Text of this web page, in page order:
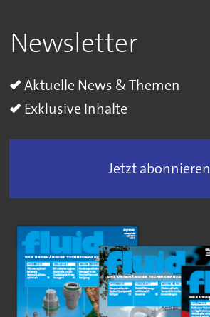
Newsletter
Aktuelle News & Themen
Exklusive Inhalte
Jetzt abonnieren